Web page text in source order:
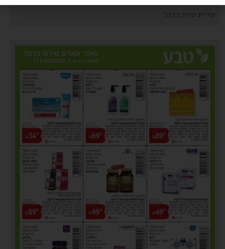
עיריית טירת כרמל